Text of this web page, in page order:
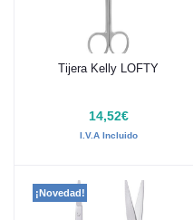
Añadir al carrito
Tijera Kelly LOFTY
14,52€
I.V.A Incluido
¡Novedad!